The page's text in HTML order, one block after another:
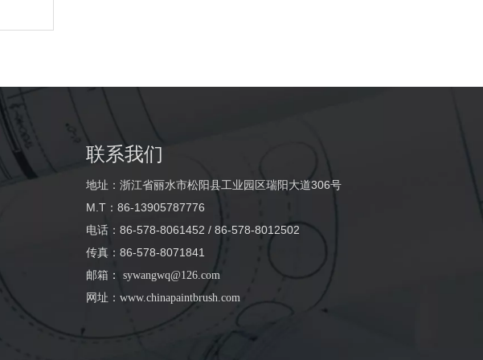
联系我们
地址：浙江省丽水市松阳县工业园区瑞阳大道306号
M.T：86-13905787776
电话：86-578-8061452 / 86-578-8012502
传真：86-578-8071841
邮箱 ： sywangwq@126.com
网址： www.chinapaintbrush.com